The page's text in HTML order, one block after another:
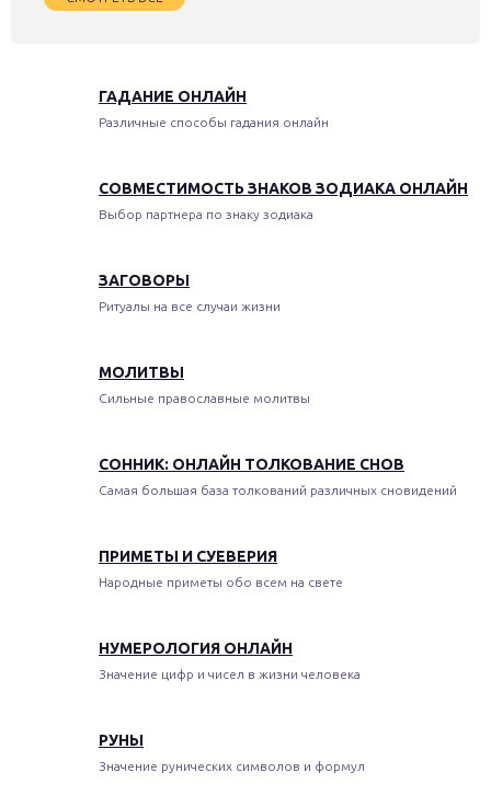
ГАДАНИЕ ОНЛАЙН
Различные способы гадания онлайн
СОВМЕСТИМОСТЬ ЗНАКОВ ЗОДИАКА ОНЛАЙН
Выбор партнера по знаку зодиака
ЗАГОВОРЫ
Ритуалы на все случаи жизни
МОЛИТВЫ
Сильные православные молитвы
СОННИК: ОНЛАЙН ТОЛКОВАНИЕ СНОВ
Самая большая база толкований различных сновидений
ПРИМЕТЫ И СУЕВЕРИЯ
Народные приметы обо всем на свете
НУМЕРОЛОГИЯ ОНЛАЙН
Значение цифр и чисел в жизни человека
РУНЫ
Значение рунических символов и формул